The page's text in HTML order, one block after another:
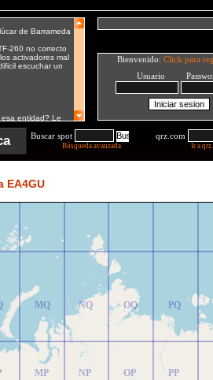
Bienvenido: Click para
Usuario
Buscar spot
Búsqueda avanzada
qrz.com
Ir a
EA4GU
MP
MQ
MR
NP
NQ
NR
OP
OQ
OR
PP
PQ
PR